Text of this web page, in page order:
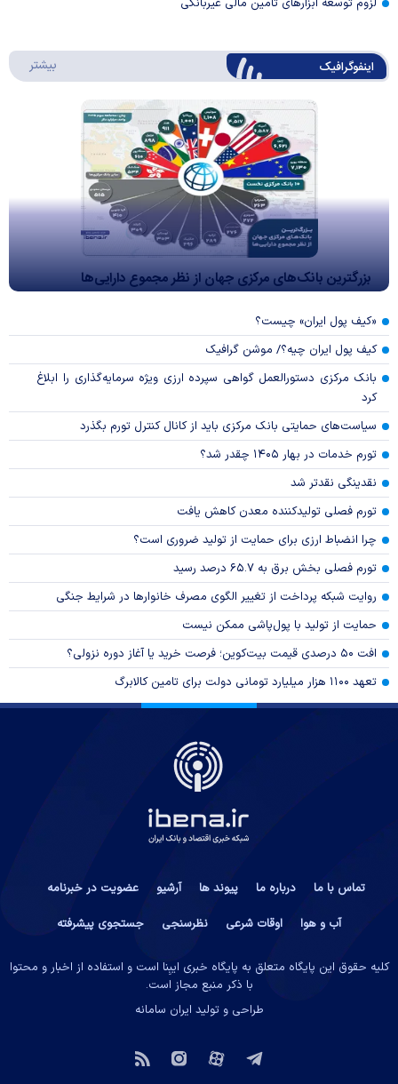
اینفوگرافیک بیشتر
بزرگترین بانک‌های مرکزی جهان از نظر مجموع دارایی‌ها
«کیف پول ایران» چیست؟
کیف پول ایران چیه؟/ موشن گرافیک
بانک مرکزی دستورالعمل گواهی سپرده ارزی ویژه سرمایه‌گذاری را ابلاغ
کرد
سیاست‌های حمایتی بانک مرکزی باید از کانال کنترل تورم بگذرد
تورم خدمات در بهار ۱۴۰۵ چقدر شد؟
نقدینگی نقدتر شد
تورم فصلی تولیدکننده معدن کاهش یافت
چرا انضباط ارزی برای حمایت از تولید ضروری است؟
تورم فصلی بخش برق به ۶۵.۷ درصد رسید
روایت شبکه پرداخت از تغییر الگوی مصرف خانوار‌ها در شرایط جنگی
حمایت از تولید با پول‌پاشی ممکن نیست
افت ۵۰ درصدی قیمت بیت‌کوین؛ فرصت خرید یا آغاز دوره نزولی؟
تعهد ۱۱۰۰ هزار میلیارد تومانی دولت برای تامین کالابرگ
تماس با ما درباره ما پیوند ها آرشیو
عضویت در خبرنامه
آب و هوا
اوقات شرعی نظرسنجی جستجوی پیشرفته
کلیه حقوق این پایگاه متعلق به پایگاه خبری ایبِنا است و استفاده از اخبار و محتوا
با ذکر منبع مجاز است.
طراحی و تولید ایران سامانه